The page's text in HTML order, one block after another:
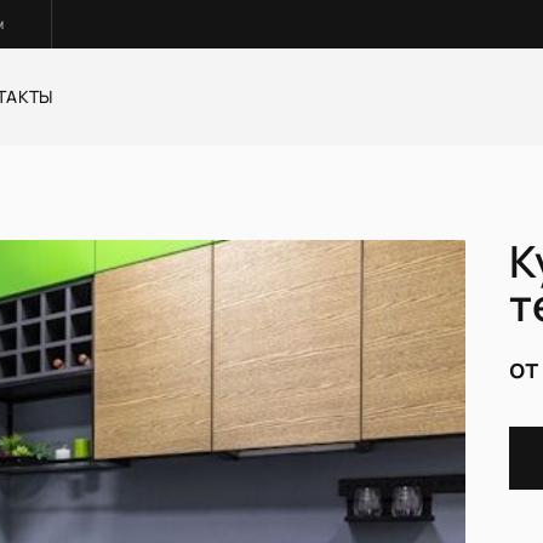
и раздвижные систем Корпусная мебель
Стулья